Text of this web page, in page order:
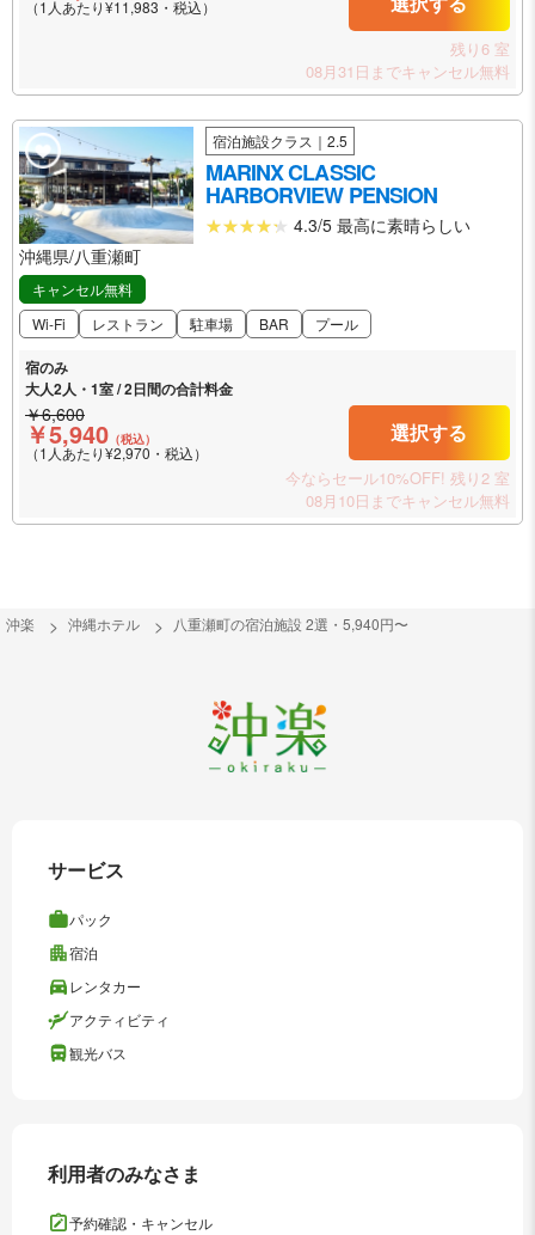
（1人あたり¥11,983・税込）
残り6 室
08月31日までキャンセル無料
宿泊施設クラス｜2.5
MARINX CLASSIC
HARBORVIEW PENSION
4.3/5 最高に素晴らしい
沖縄県/八重瀬町
キャンセル無料
Wi-Fi
レストラン 駐車場 BAR プール
宿のみ
大人2人・1室 / 2日間の合計料金
￥6,600
￥5,940 （税込）
（1人あたり¥2,970・税込）
選択する
今ならセール10%OFF! 残り2 室
08月10日までキャンセル無料
沖楽 沖縄ホテル 八重瀬町の宿泊施設 2選・5,940円〜
サービス
パック
宿泊
レンタカー
アクティビティ
観光バス
利用者のみなさま
予約確認・キャンセル